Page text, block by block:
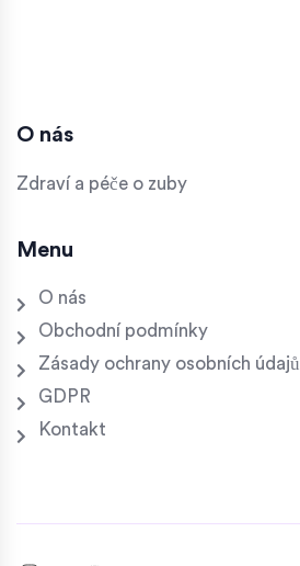
O nás
Zdraví a péče o zuby
Menu
O nás
Obchodní podmínky
Zásady ochrany osobních údajů
GDPR
Kontakt